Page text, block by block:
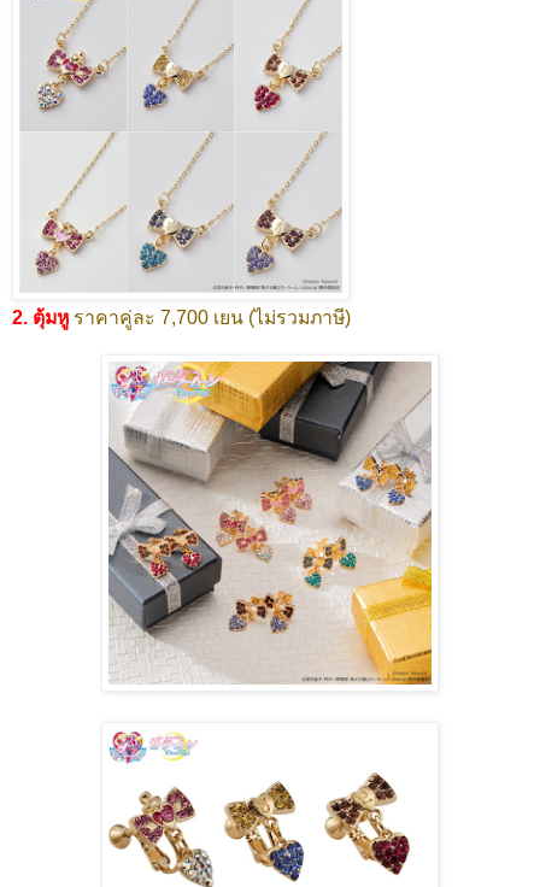
2. ตุ้มหู ราคาคู่ละ 7,700 เยน (ไม่รวมภาษี)